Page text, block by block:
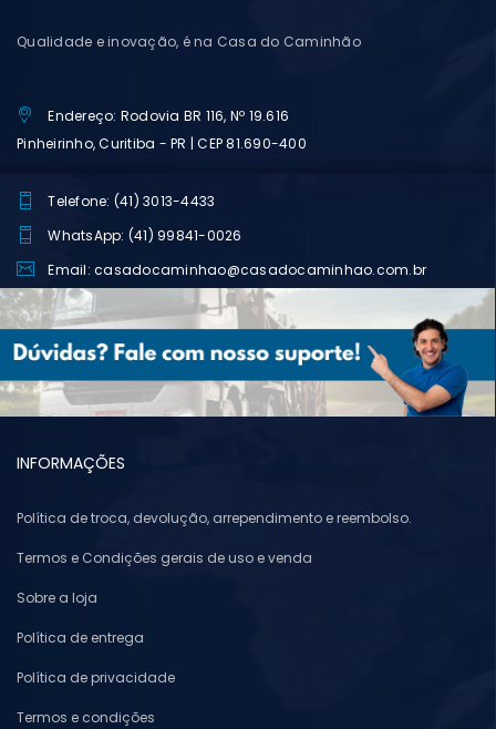
Qualidade e inovação, é na Casa do Caminhão
Endereço: Rodovia BR 116, Nº 19.616
Pinheirinho, Curitiba - PR | CEP 81.690-400
Telefone: (41) 3013-4433
WhatsApp: (41) 99841-0026
Email: casadocaminhao@casadocaminhao.com.br
INFORMAÇÕES
Política de troca, devolução, arrependimento e reembolso.
Termos e Condições gerais de uso e venda
Sobre a loja
Política de entrega
Política de privacidade
Termos e condições